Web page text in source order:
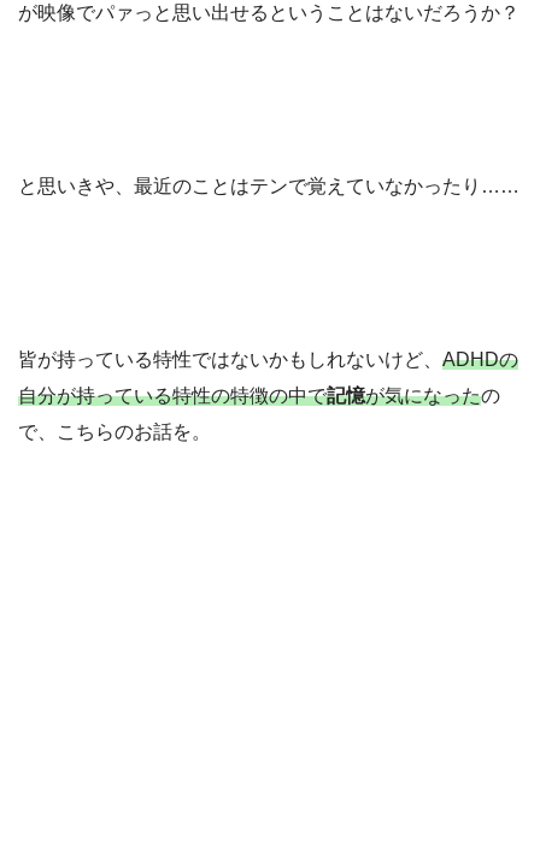
が映像でパァっと思い出せるということはないだろうか？
と思いきや、最近のことはテンで覚えていなかったり……
皆が持っている特性ではないかもしれないけど、 ADHDの
自分が持っている特性の特徴の中で記憶が気になったの
で、こちらのお話を。